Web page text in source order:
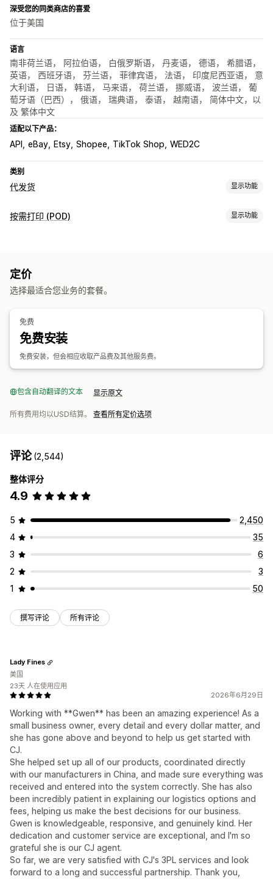
深受您的同类商店的喜爱
位于美国
语言
南非荷兰语， 阿拉伯语， 白俄罗斯语， 丹麦语， 德语， 希腊语，
英语， 西班牙语， 芬兰语， 菲律宾语， 法语， 印度尼西亚语， 意
大利语， 日语， 韩语， 马来语， 荷兰语， 挪威语， 波兰语， 葡
萄牙语（巴西）， 俄语， 瑞典语， 泰语， 越南语， 简体中文，以
及 繁体中文
适配以下产品：
API eBay Etsy Shopee TikTok Shop WED2C
类别
代发货 显示功能
可销售的产品
采购地点
按需打印 (POD) 显示功能
自定义模板
运输选项
批量运输
定制运输 全球发货 实时更新
定价
选择最适合您业务的套餐。
免费
免费安装
免费安装，但会相应收取产品费及其他服务费。
包含自动翻译的文本 显示原文
所有费用均以USD结算。 查看所有定价选项
评论(2,544)
整体评分
4.9
5
2,450
4
35
3
6
2
3
1
50
撰写评论 所有评论
2026年6月29日
Working with **Gwen** has been an amazing experience! As a
small business owner, every detail and every dollar matter, and
she has gone above and beyond to help us get started with
CJ.
She helped set up all of our products, coordinated directly
with our manufacturers in China, and made sure everything was
received and entered into the system correctly. She has also
been incredibly patient in explaining our logistics options and
fees, helping us make the best decisions for our business.
Gwen is knowledgeable, responsive, and genuinely kind. Her
dedication and customer service are exceptional, and I'm so
grateful she is our CJ agent.
So far, we are very satisfied with CJ's 3PL services and look
forward to a long and successful partnership. Thank you,
Lady Fines
美国
23天 人在使用应用